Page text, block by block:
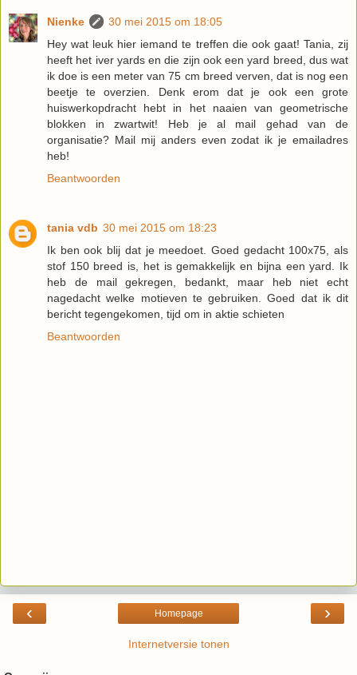
Nienke
30 mei 2015 om 18:05
Hey wat leuk hier iemand te treffen die ook gaat! Tania, zij
heeft het iver yards en die zijn ook een yard breed, dus wat
ik doe is een meter van 75 cm breed verven, dat is nog een
beetje te overzien. Denk erom dat je ook een grote
huiswerkopdracht hebt in het naaien van geometrische
blokken in zwartwit! Heb je al mail gehad van de
organisatie? Mail mij anders even zodat ik je emailadres
heb!
Beantwoorden
tania vdb 30 mei 2015 om 18:23
Ik ben ook blij dat je meedoet. Goed gedacht 100x75, als
stof 150 breed is, het is gemakkelijk en bijna een yard. Ik
heb de mail gekregen, bedankt, maar heb niet echt
nagedacht welke motieven te gebruiken. Goed dat ik dit
bericht tegengekomen, tijd om in aktie schieten
Beantwoorden
‹ ›
Homepage
Internetversie tonen